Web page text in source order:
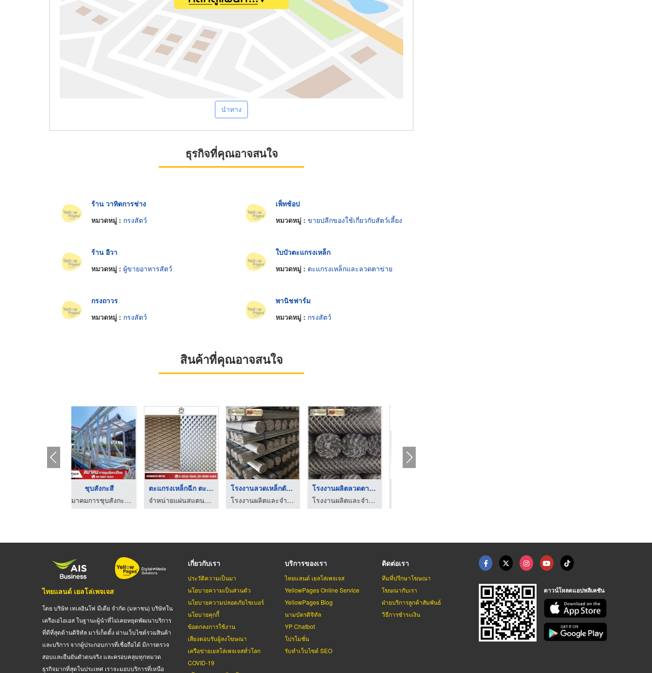
นำทาง
ธุรกิจที่คุณอาจสนใจ
ร้าน วาทิตการช่าง
หมวดหมู่ : กรงสัตว์
เพ็ทช้อป
หมวดหมู่ : ขายปลีกของใช้เกี่ยวกับสัตว์เลี้ยง
ร้าน อีวา
หมวดหมู่ : ผู้ขายอาหารสัตว์
ใบบัวตะแกรงเหล็ก
หมวดหมู่ : ตะแกรงเหล็กและลวดตาข่าย
กรงถาวร
หมวดหมู่ : กรงสัตว์
พานิชฟาร์ม
หมวดหมู่ : กรงสัตว์
สินค้าที่คุณอาจสนใจ
ไทยแลนด์ เยลโล่เพจเจส
โดย บริษัท เทเลอินโฟ มีเดีย จำกัด (มหาชน) บริษัทใน
เครือเอไอเอส ในฐานะผู้นำที่ไม่เคยหยุดพัฒนาบริการ
ที่ดีที่สุดด้านดิจิทัล มาร์เก็ตติ้ง ผ่านเว็บไซต์รวมสินค้า
และบริการ จากผู้ประกอบการที่เชื่อถือได้ มีการตรวจ
สอบและยืนยันตัวตนจริง และครอบคลุมทุกหมวด
ธุรกิจมากที่สุดในประเทศ เราจะมอบบริการที่เหนือ
เกี่ยวกับเรา
ประวัติความเป็นมา
นโยบายความเป็นส่วนตัว
นโยบายความปลอดภัยไซเบอร์
นโยบายคุกกี้
ข้อตกลงการใช้งาน
เสียงตอบรับผู้ลงโฆษณา
เครือข่ายเยลโล่เพจเจสทั่วโลก
COVID-19
บริการของเรา
ไทยแลนด์ เยลโล่เพจเจส
YellowPages Online Service
YellowPages Blog
นามบัตรดิจิทัล
YP Chatbot
โปรโมชั่น
รับทำเว็บไซต์ SEO
ติดต่อเรา
ทีมที่ปรึกษาโฆษณา
โฆษณากับเรา
ฝ่ายบริการลูกค้าสัมพันธ์
วิธีการชำระเงิน
ดาวน์โหลดแอปพลิเคชัน